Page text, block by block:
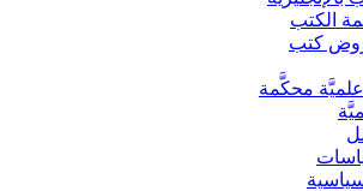
الكتب
كتب
محكَّمة